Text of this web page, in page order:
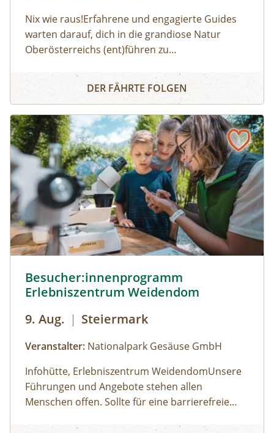
Nix wie raus!Erfahrene und engagierte Guides
warten darauf, dich in die grandiose Natur
Oberösterreichs (ent)führen zu
Alpakas versorgen, Wassermonster fangen,
Fährtenlesen lernen, Höhlen erforschen, Honig
und noch vieles mehr: Auf unserer Website
findest du alle Angebote, flexibel buchbar zum
Wunschtermin.So geht's:⁠Melde dich zu einem
Termin aus dem Veranstaltungskalender an
oder organisiere dein privates
NATURSCHAUSPIEL: Jede Tour kann auf Anfrage
zu individuell vereinbarten Terminen
durchgeführt werden. ⁠
Naturerlebnis
DER FÄHRTE FOLGEN
Besucher:innenprogramm
Erlebniszentrum Weidendom
9. Aug. | Steiermark
Veranstalter: Nationalpark Gesäuse GmbH
Infohütte, Erlebniszentrum WeidendomUnsere
Führungen und Angebote stehen allen
Menschen offen. Sollte für eine barrierefreie